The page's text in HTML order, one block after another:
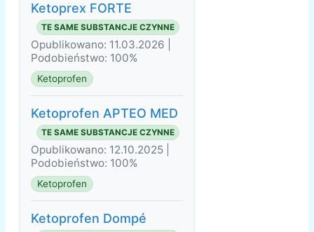
Ketoprex FORTE
TE SAME SUBSTANCJE CZYNNE
Opublikowano: 11.03.2026 |
Podobieństwo: 100%
Ketoprofen
Ketoprofen APTEO MED
TE SAME SUBSTANCJE CZYNNE
Opublikowano: 12.10.2025 |
Podobieństwo: 100%
Ketoprofen
Ketoprofen Dompé